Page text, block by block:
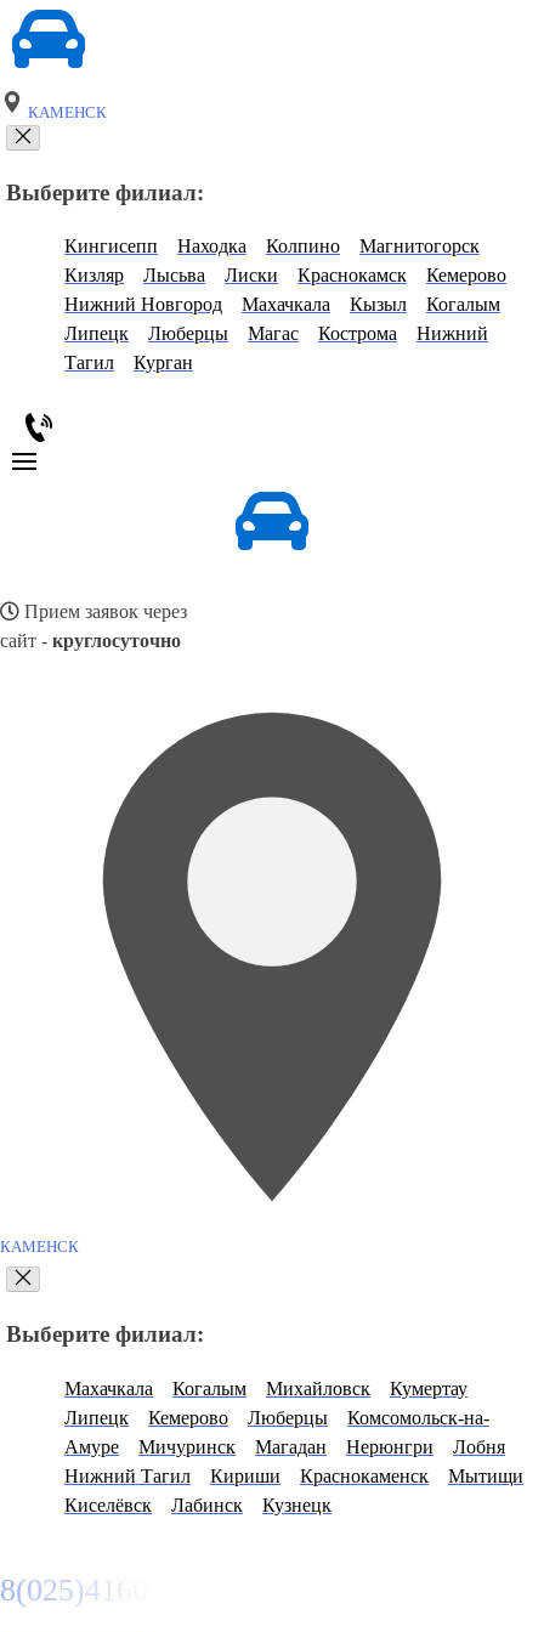
КАМЕНСК
Выберите филиал:
Кингисепп Находка Колпино
Магнитогорск
Кизляр
Лысьва Лиски Краснокамск
Кемерово
Нижний Новгород
Махачкала Кызыл
Когалым
Липецк
Люберцы Магас Кострома
Нижний
Тагил
Курган
Прием заявок через
сайт - круглосуточно
КАМЕНСК
Выберите филиал:
Махачкала Когалым Михайловск
Кумертау
Липецк
Кемерово Люберцы
Комсомольск-на-
Амуре
Мичуринск Магадан Нерюнгри
Лобня
Нижний Тагил
Кириши Краснокаменск
Мытищи
Киселёвск
Лабинск Кузнецк
8(025)4160950